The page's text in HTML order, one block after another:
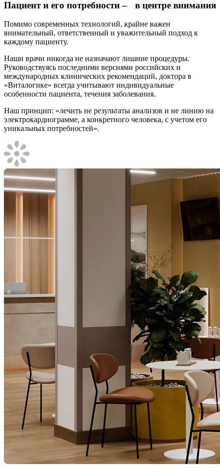
Пациент и его потребности – в центре внимания
Помимо современных технологий, крайне важен
внимательный, ответственный и уважительный подход к
каждому пациенту.
Наши врачи никогда не назначают лишние процедуры.
Руководствуясь последними версиями российских и
международных клинических рекомендаций, доктора в
«Виталогике» всегда учитывают индивидуальные
особенности пациента, течения заболевания.
Наш принцип: «лечить не результаты анализов и не линию на
электрокардиограмме, а конкретного человека, с учетом его
уникальных потребностей».